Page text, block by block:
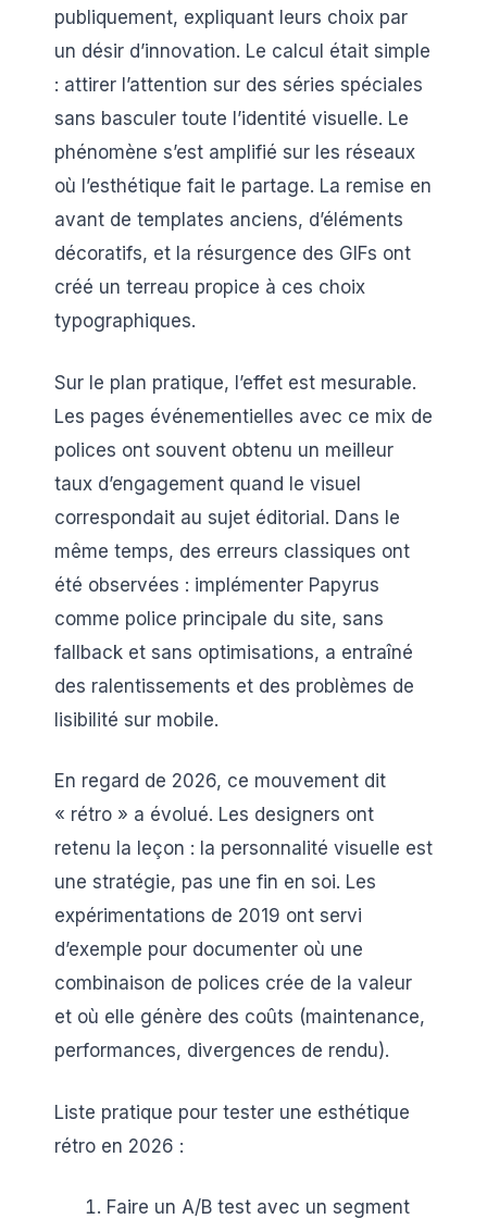
publiquement, expliquant leurs choix par
un désir d’innovation. Le calcul était simple
: attirer l’attention sur des séries spéciales
sans basculer toute l’identité visuelle. Le
phénomène s’est amplifié sur les réseaux
où l’esthétique fait le partage. La remise en
avant de templates anciens, d’éléments
décoratifs, et la résurgence des GIFs ont
créé un terreau propice à ces choix
typographiques.
Sur le plan pratique, l’effet est mesurable.
Les pages événementielles avec ce mix de
polices ont souvent obtenu un meilleur
taux d’engagement quand le visuel
correspondait au sujet éditorial. Dans le
même temps, des erreurs classiques ont
été observées : implémenter Papyrus
comme police principale du site, sans
fallback et sans optimisations, a entraîné
des ralentissements et des problèmes de
lisibilité sur mobile.
En regard de 2026, ce mouvement dit
« rétro » a évolué. Les designers ont
retenu la leçon : la personnalité visuelle est
une stratégie, pas une fin en soi. Les
expérimentations de 2019 ont servi
d’exemple pour documenter où une
combinaison de polices crée de la valeur
et où elle génère des coûts (maintenance,
performances, divergences de rendu).
Liste pratique pour tester une esthétique
rétro en 2026 :
Faire un A/B test avec un segment